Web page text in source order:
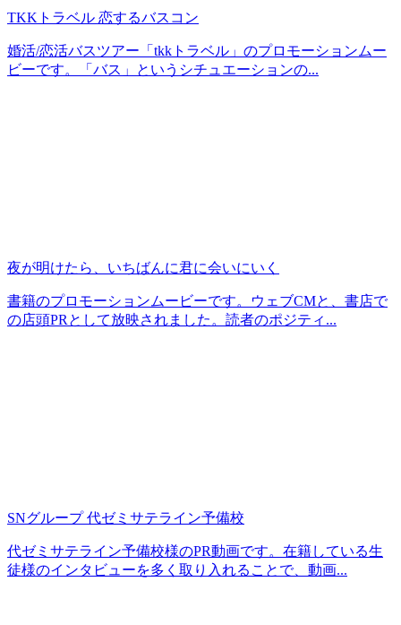
TKKトラベル 恋するバスコン
婚活/恋活バスツアー「tkkトラベル」のプロモーションムー
ビーです。「バス」というシチュエーションの...
夜が明けたら、いちばんに君に会いにいく
書籍のプロモーションムービーです。ウェブCMと、書店で
の店頭PRとして放映されました。読者のポジティ...
SNグループ 代ゼミサテライン予備校
代ゼミサテライン予備校様のPR動画です。在籍している生
徒様のインタビューを多く取り入れることで、動画...